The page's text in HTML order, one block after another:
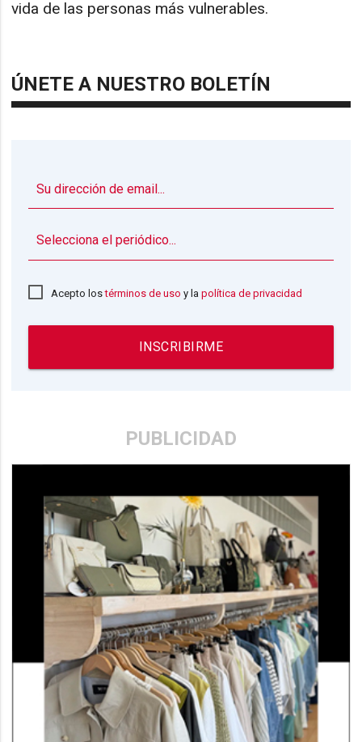
vida de las personas más vulnerables.
ÚNETE A NUESTRO BOLETÍN
Acepto lostérminos de uso y lapolítica de privacidad
INSCRIBIRME
PUBLICIDAD